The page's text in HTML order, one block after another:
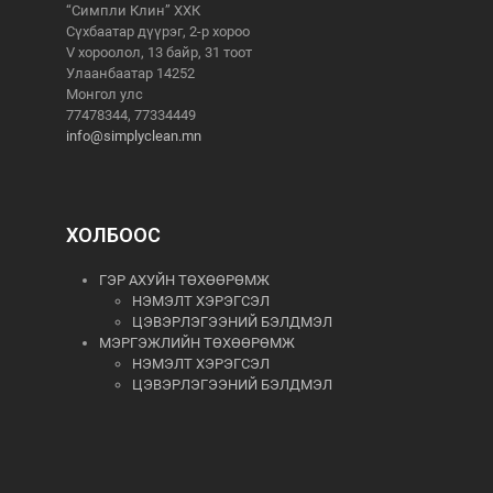
“Симпли Клин” ХХК
Сүхбаатар дүүрэг, 2-р хороо
V хороолол, 13 байр, 31 тоот
Улаанбаатар 14252
Монгол улс
77478344, 77334449
info@simplyclean.mn
ХОЛБООС
ГЭР АХУЙН ТӨХӨӨРӨМЖ
НЭМЭЛТ ХЭРЭГСЭЛ
ЦЭВЭРЛЭГЭЭНИЙ БЭЛДМЭЛ
МЭРГЭЖЛИЙН ТӨХӨӨРӨМЖ
НЭМЭЛТ ХЭРЭГСЭЛ
ЦЭВЭРЛЭГЭЭНИЙ БЭЛДМЭЛ